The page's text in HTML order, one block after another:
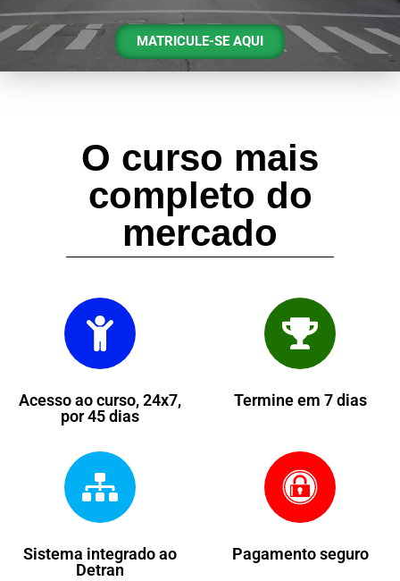
MATRICULE-SE AQUI
O curso mais
completo do
mercado
Acesso ao curso, 24x7,
por 45 dias
Termine em 7 dias
Sistema integrado ao
Detran
Pagamento seguro